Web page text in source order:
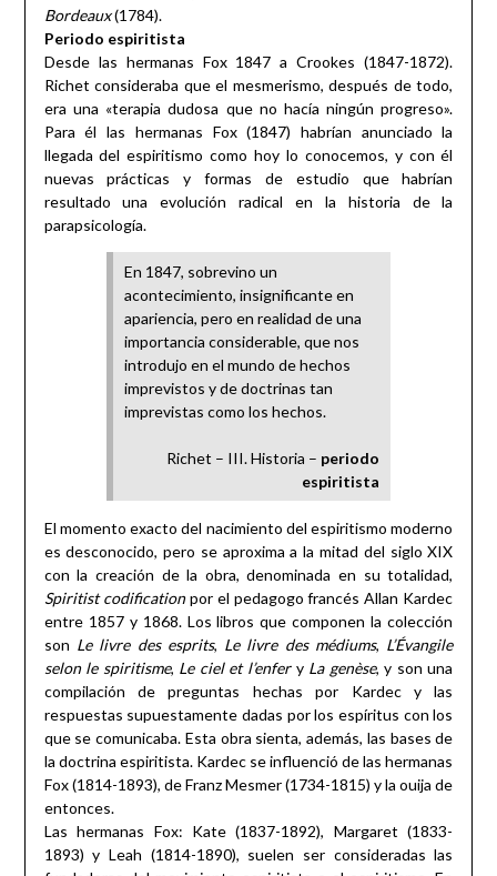
Bordeaux(1784).
Periodo espiritista
Desde las hermanas Fox 1847 a Crookes (1847-1872).
Richet consideraba que el mesmerismo, después de todo,
era una «terapia dudosa que no hacía ningún progreso».
Para él las hermanas Fox (1847) habrían anunciado la
llegada del espiritismo como hoy lo conocemos, y con él
nuevas prácticas y formas de estudio que habrían
resultado una evolución radical en la historia de la
parapsicología.
En 1847, sobrevino un
acontecimiento, insignificante en
apariencia, pero en realidad de una
importancia considerable, que nos
introdujo en el mundo de hechos
imprevistos y de doctrinas tan
imprevistas como los hechos.
Richet – III. Historia – periodo
espiritista
El momento exacto del nacimiento del espiritismo moderno
es desconocido, pero se aproxima a la mitad del siglo XIX
con la creación de la obra, denominada en su totalidad,
Spiritist codificationpor el pedagogo francés Allan Kardec
entre 1857 y 1868. Los libros que componen la colección
son Le livre des esprits, Le livre des médiums, L’Évangile
selon le spiritisme, Le ciel et l’enfery La genèse, y son una
compilación de preguntas hechas por Kardec y las
respuestas supuestamente dadas por los espíritus con los
que se comunicaba. Esta obra sienta, además, las bases de
la doctrina espiritista. Kardec se influenció de las hermanas
Fox (1814-1893), de Franz Mesmer (1734-1815) y la ouija de
entonces.
Las hermanas Fox: Kate (1837-1892), Margaret (1833-
1893) y Leah (1814-1890), suelen ser consideradas las